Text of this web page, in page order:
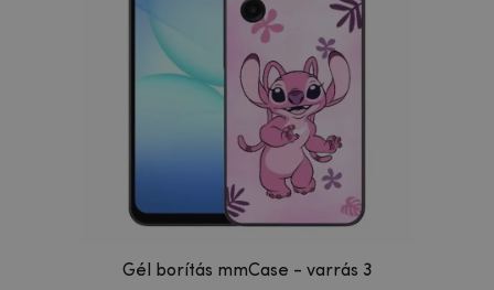
Gél borítás mmCase - varrás 3